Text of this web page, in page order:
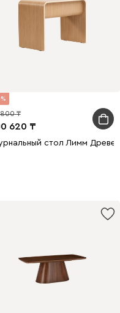
натуральный
620
800
стол Лимм